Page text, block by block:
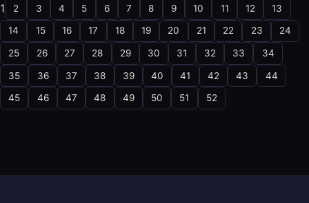
1 2 3 4 5 6 7 8 9 10 11 12 13
14 15 16 17 18 19 20 21 22 23 24
25 26 27 28 29 30 31 32 33 34
35 36 37 38 39 40 41 42 43 44
45 46 47 48 49 50 51 52